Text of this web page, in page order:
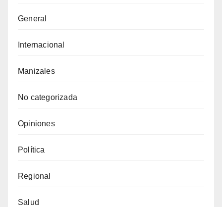
General
Internacional
Manizales
No categorizada
Opiniones
Política
Regional
Salud